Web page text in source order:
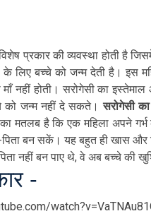
प्रकार की व्यवस्था होती है
के लिए बच्चे को जन्म देती है। इस
नहीं होती। सरोगेसी का इस्तेमाल
को जन्म नहीं दे सकते।सरोगेसी
मतलब है कि एक महिला अपने
पिता बन सकें। यह बहुत ही खास और
नहीं बन पाए थे, वे अब बच्चे की
-